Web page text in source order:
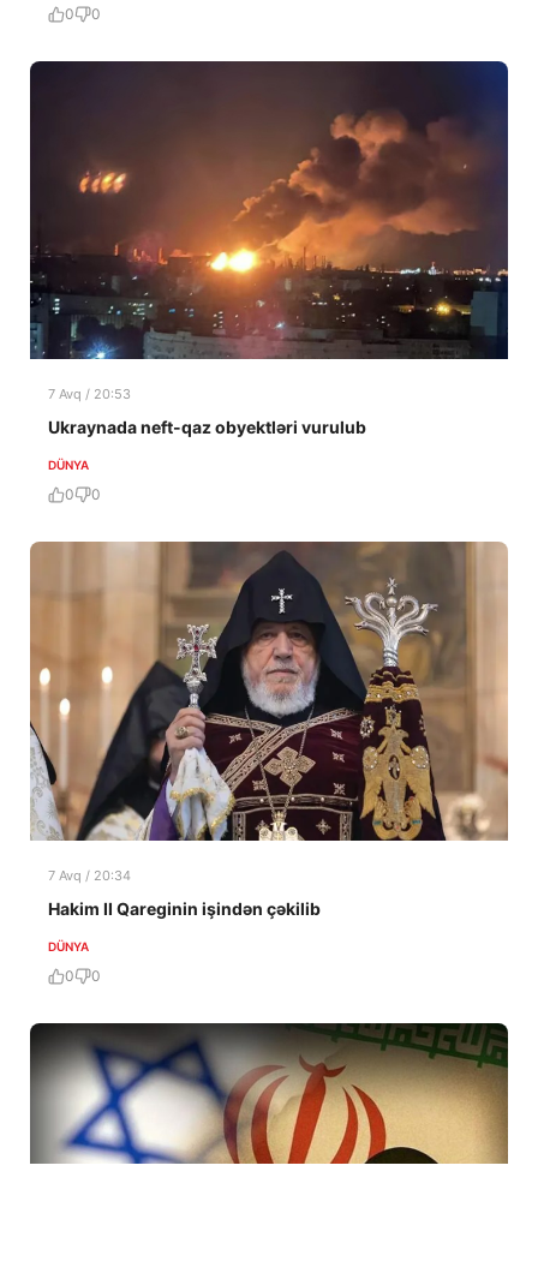
0 0
7 Avq / 20:53
Ukraynada neft-qaz obyektləri vurulub
DÜNYA
0 0
7 Avq / 20:34
Hakim II Qareginin işindən çəkilib
DÜNYA
0 0